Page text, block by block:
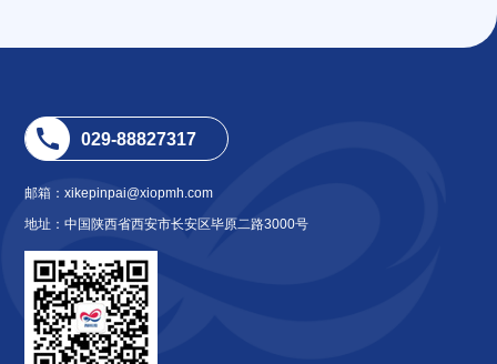
029-88827317
邮箱：xikepinpai@xiopmh.com
地址：中国陕西省西安市长安区毕原二路3000号